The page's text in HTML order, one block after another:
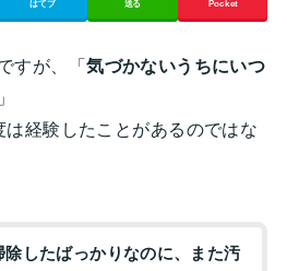
はてブ 送る Pocket
すが、「気づかないうちにいつ
」
経験したことがあるのではな
除したばっかりなのに、また汚